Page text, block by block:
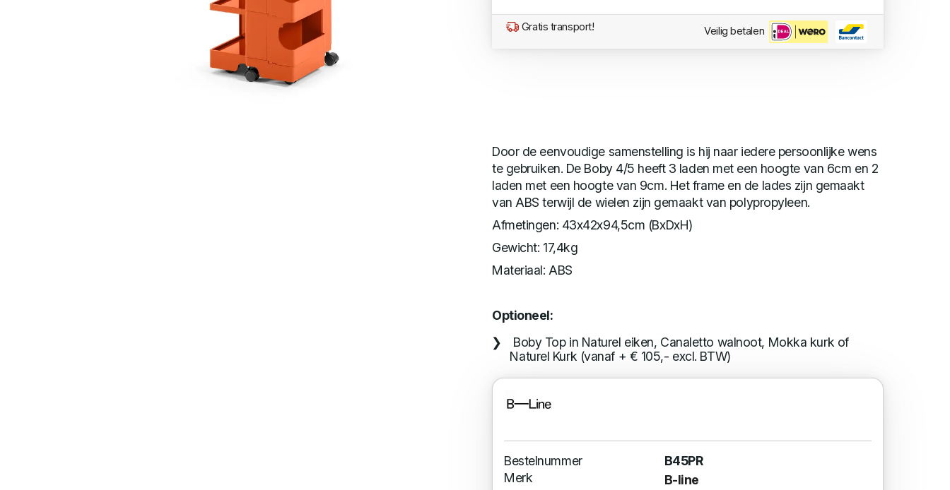
Gratis transport! Veilig betalen
Door de eenvoudige samenstelling is hij naar iedere persoonlijke wens
te gebruiken. De Boby 4/5 heeft 3 laden met een hoogte van 6cm en 2
laden met een hoogte van 9cm. Het frame en de lades zijn gemaakt
van ABS terwijl de wielen zijn gemaakt van polypropyleen.
Afmetingen: 43x42x94,5cm (BxDxH)
Gewicht: 17,4kg
Materiaal: ABS
Optioneel:
Boby Top in Naturel eiken, Canaletto walnoot, Mokka kurk of
Naturel Kurk (vanaf + € 105,- excl. BTW)
Bestelnummer
B45PR
Merk
B-line